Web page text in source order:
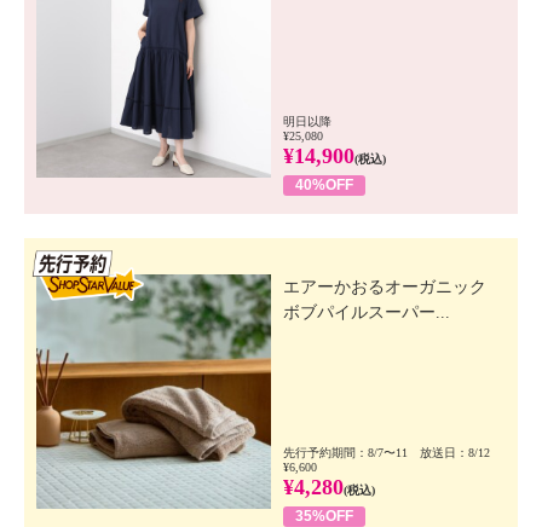
明日以降
¥25,080
¥14,900(税込)
40%OFF
エアーかおるオーガニック
ボブパイルスーパー...
先行予約期間：8/7〜11 放送日：8/12
¥6,600
¥4,280(税込)
35%OFF